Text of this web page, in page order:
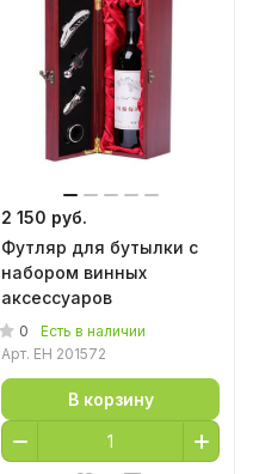
2 150 руб.
Футляр для бутылки с
набором винных
аксессуаров
0
Есть в наличии
Арт. EH 201572
В корзину